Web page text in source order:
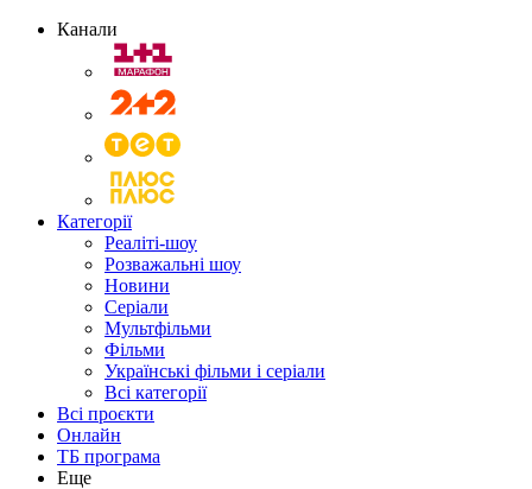
Канали
Категорії
Реаліті-шоу
Розважальні шоу
Новини
Серіали
Мультфільми
Фільми
Українські фільми і серіали
Всі категорії
Всі проєкти
Онлайн
ТБ програма
Еще